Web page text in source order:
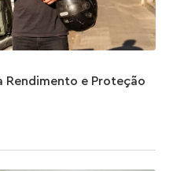
Rendimento e Proteção